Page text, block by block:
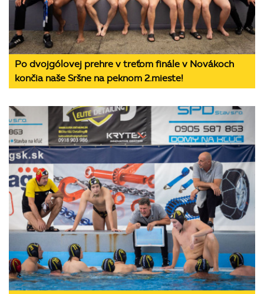
Po dvojgólovej prehre v treťom finále v Novákoch
končia naše Sršne na peknom 2.mieste!